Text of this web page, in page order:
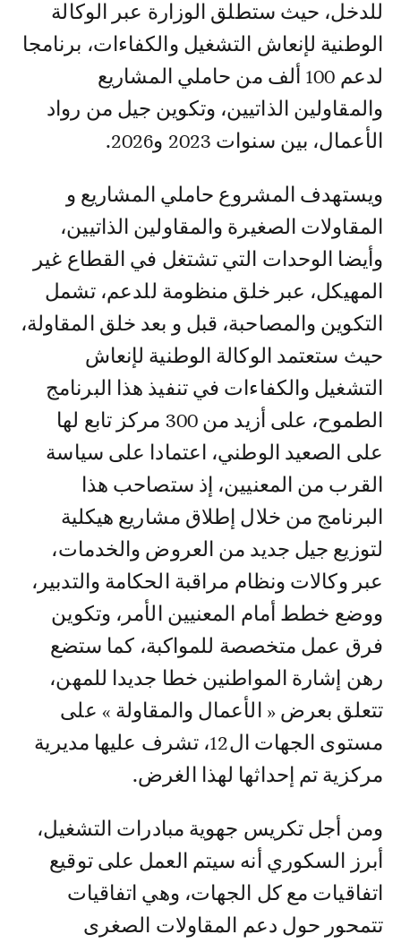
للدخل، حيث ستطلق الوزارة عبر الوكالة
الوطنية لإنعاش التشغيل والكفاءات، برنامجا
لدعم 100 ألف من حاملي المشاريع
والمقاولين الذاتيين، وتكوين جيل من رواد
الأعمال، بين سنوات 2023 و2026.
ويستهدف المشروع حاملي المشاريع و
المقاولات الصغيرة والمقاولين الذاتيين،
وأيضا الوحدات التي تشتغل في القطاع غير
المهيكل، عبر خلق منظومة للدعم، تشمل
التكوين والمصاحبة، قبل و بعد خلق المقاولة،
حيث ستعتمد الوكالة الوطنية لإنعاش
التشغيل والكفاءات في تنفيذ هذا البرنامج
الطموح، على أزيد من 300 مركز تابع لها
على الصعيد الوطني، اعتمادا على سياسة
القرب من المعنيين، إذ ستصاحب هذا
البرنامج من خلال إطلاق مشاريع هيكلية
لتوزيع جيل جديد من العروض والخدمات،
عبر وكالات ونظام مراقبة الحكامة والتدبير،
ووضع خطط أمام المعنيين الأمر، وتكوين
فرق عمل متخصصة للمواكبة، كما ستضع
رهن إشارة المواطنين خطا جديدا للمهن،
تتعلق بعرض « الأعمال والمقاولة » على
مستوى الجهات ال12، تشرف عليها مديرية
مركزية تم إحداثها لهذا الغرض.
ومن أجل تكريس جهوية مبادرات التشغيل،
أبرز السكوري أنه سيتم العمل على توقيع
اتفاقيات مع كل الجهات، وهي اتفاقيات
تتمحور حول دعم المقاولات الصغرى